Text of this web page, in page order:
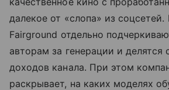
далекое от «слопа» из соцсетей.
Fairground отдельно
авторам за генерации и делятся
доходов канала. При этом
раскрывает, на каких моделях